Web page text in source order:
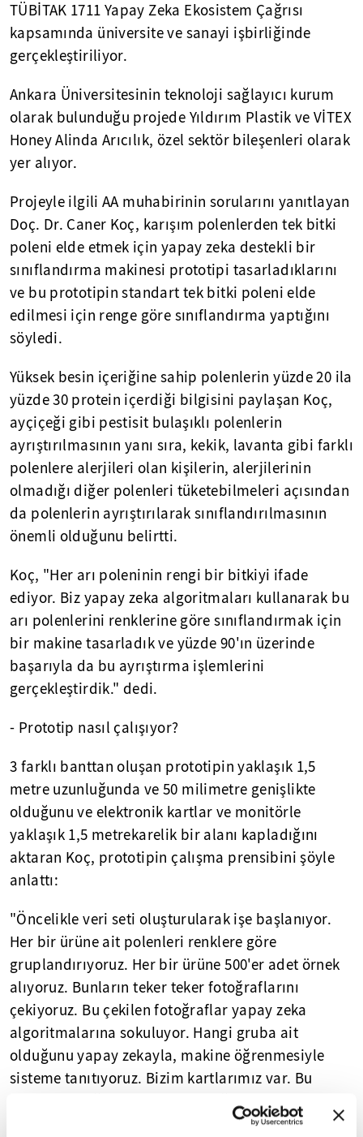
TÜBİTAK 1711 Yapay Zeka Ekosistem Çağrısı
kapsamında üniversite ve sanayi işbirliğinde
gerçekleştiriliyor.
Ankara Üniversitesinin teknoloji sağlayıcı kurum
olarak bulunduğu projede Yıldırım Plastik ve VİTEX
Honey Alinda Arıcılık, özel sektör bileşenleri olarak
yer alıyor.
Projeyle ilgili AA muhabirinin sorularını yanıtlayan
Doç. Dr. Caner Koç, karışım polenlerden tek bitki
poleni elde etmek için yapay zeka destekli bir
sınıflandırma makinesi prototipi tasarladıklarını
ve bu prototipin standart tek bitki poleni elde
edilmesi için renge göre sınıflandırma yaptığını
söyledi.
Yüksek besin içeriğine sahip polenlerin yüzde 20 ila
yüzde 30 protein içerdiği bilgisini paylaşan Koç,
ayçiçeği gibi pestisit bulaşıklı polenlerin
ayrıştırılmasının yanı sıra, kekik, lavanta gibi farklı
polenlere alerjileri olan kişilerin, alerjilerinin
olmadığı diğer polenleri tüketebilmeleri açısından
da polenlerin ayrıştırılarak sınıflandırılmasının
önemli olduğunu belirtti.
Koç, "Her arı poleninin rengi bir bitkiyi ifade
ediyor. Biz yapay zeka algoritmaları kullanarak bu
arı polenlerini renklerine göre sınıflandırmak için
bir makine tasarladık ve yüzde 90'ın üzerinde
başarıyla da bu ayrıştırma işlemlerini
gerçekleştirdik." dedi.
- Prototip nasıl çalışıyor?
3 farklı banttan oluşan prototipin yaklaşık 1,5
metre uzunluğunda ve 50 milimetre genişlikte
olduğunu ve elektronik kartlar ve monitörle
yaklaşık 1,5 metrekarelik bir alanı kapladığını
aktaran Koç, prototipin çalışma prensibini şöyle
anlattı:
"Öncelikle veri seti oluşturularak işe başlanıyor.
Her bir ürüne ait polenleri renklere göre
gruplandırıyoruz. Her bir ürüne 500'er adet örnek
alıyoruz. Bunların teker teker fotoğraflarını
çekiyoruz. Bu çekilen fotoğraflar yapay zeka
algoritmalarına sokuluyor. Hangi gruba ait
olduğunu yapay zekayla, makine öğrenmesiyle
sisteme tanıtıyoruz. Bizim kartlarımız var. Bu
kartlar, örneğin kırmızıyı gördüğünde evet bu
kırmızıdır, bu siyahtır, bu turuncudur diye tespit